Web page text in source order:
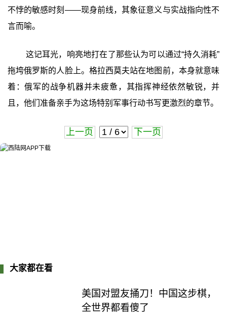
不悖的敏感时刻——现身前线，其象征意义与实战指向性不
言而喻。
这记耳光，响亮地打在了那些认为可以通过“持久消耗”
拖垮俄罗斯的人脸上。格拉西莫夫站在地图前，本身就意味
着：俄军的战争机器并未疲惫，其指挥神经依然敏锐，并
且，他们准备亲手为这场特别军事行动书写更激烈的章节。
上一页 下一页
大家都在看
美国对盟友捅刀！中国这步棋，
全世界都看傻了